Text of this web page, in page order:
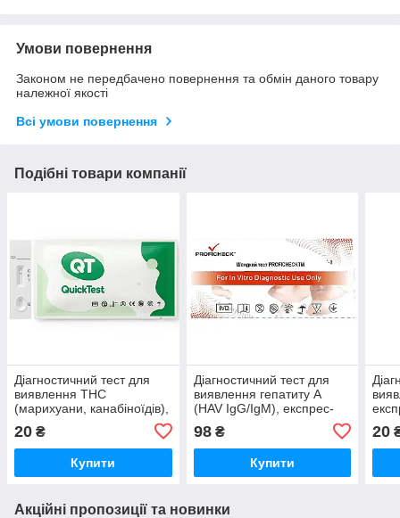
Умови повернення
Законом не передбачено повернення та обмін даного товару
належної якості
Всі умови повернення
Подібні товари компанії
Діагностичний тест для
виявлення THC
(марихуани, канабіноїдів),
експрес-аналіз QuickTest
DTH-102, 1 шт.
20 ₴
Купити
Діагностичний тест для
виявлення гепатиту A
(HAV IgG/IgM), експрес-
GS110236C25
98₴
Купити
20
Акційні пропозиції та новинки